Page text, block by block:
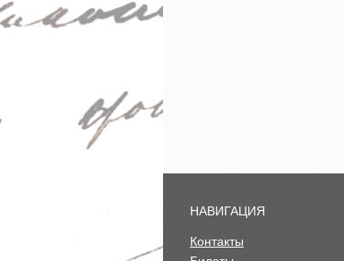
НАВИГАЦИЯ
Контакты